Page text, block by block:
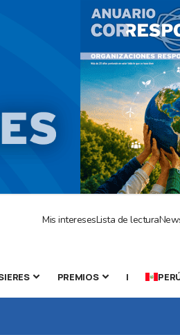
Mis interesesLista de lectura
PREMIOS |